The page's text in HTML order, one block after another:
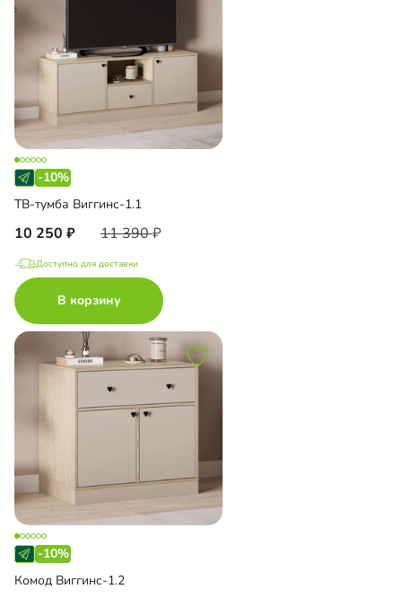
-10%
ТВ-тумба Виггинс-1.1
10 250 11 390
Доступно для доставки
В корзину
-10%
Комод Виггинс-1.2